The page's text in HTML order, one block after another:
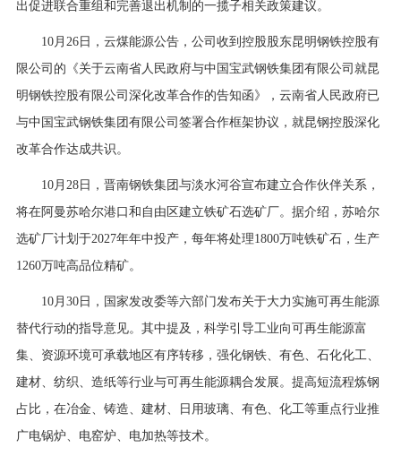
出促进联合重组和完善退出机制的一揽子相关政策建议。
10月26日，云煤能源公告，公司收到控股股东昆明钢铁控股有
限公司的《关于云南省人民政府与中国宝武钢铁集团有限公司就昆
明钢铁控股有限公司深化改革合作的告知函》，云南省人民政府已
与中国宝武钢铁集团有限公司签署合作框架协议，就昆钢控股深化
改革合作达成共识。
10月28日，晋南钢铁集团与淡水河谷宣布建立合作伙伴关系，
将在阿曼苏哈尔港口和自由区建立铁矿石选矿厂。据介绍，苏哈尔
选矿厂计划于2027年年中投产，每年将处理1800万吨铁矿石，生产
1260万吨高品位精矿。
10月30日，国家发改委等六部门发布关于大力实施可再生能源
替代行动的指导意见。其中提及，科学引导工业向可再生能源富
集、资源环境可承载地区有序转移，强化钢铁、有色、石化化工、
建材、纺织、造纸等行业与可再生能源耦合发展。提高短流程炼钢
占比，在冶金、铸造、建材、日用玻璃、有色、化工等重点行业推
广电锅炉、电窑炉、电加热等技术。